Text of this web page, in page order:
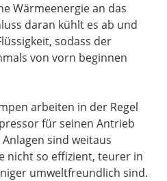
Wärmeenergie an das
daran kühlt es ab und
sodass der
von vorn beginnen
arbeiten in der Regel
für seinen Antrieb
sind weitaus
nicht so effizient, teurer in
umweltfreundlich sind.